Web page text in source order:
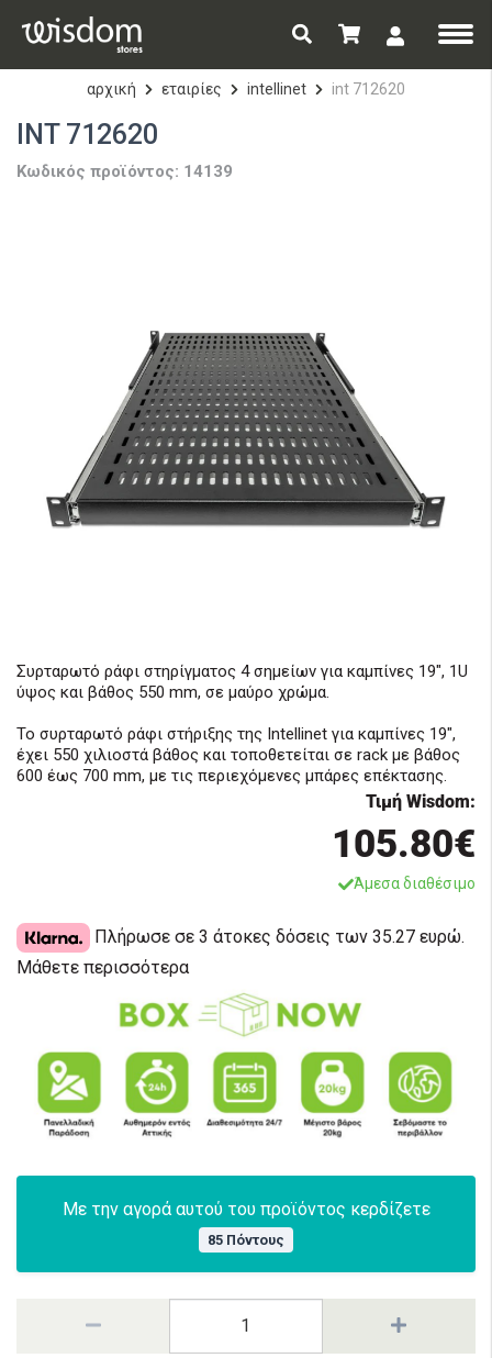
αρχική εταιρίες intellinet int 712620
INT 712620
Κωδικός προϊόντος: 14139
Συρταρωτό ράφι στηρίγματος 4 σημείων για καμπίνες 19", 1U
ύψος και βάθος 550 mm, σε μαύρο χρώμα.
Το συρταρωτό ράφι στήριξης της Intellinet για καμπίνες 19",
έχει 550 χιλιοστά βάθος και τοποθετείται σε rack με βάθος
600 έως 700 mm, με τις περιεχόμενες μπάρες επέκτασης.
Τιμή Wisdom:
105.80€
Άμεσα διαθέσιμο
Πλήρωσε σε 3 άτοκες δόσεις των 35.27 ευρώ.
Μάθετε περισσότερα
Με την αγορά αυτού του προϊόντος κερδίζετε
85 Πόντους